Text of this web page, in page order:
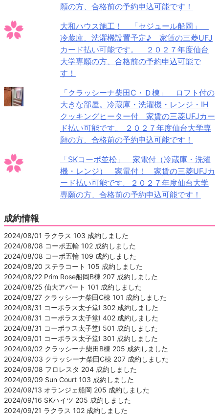
願の方、合格前の予約申込可能です！
大和ハウス施工！ 「セジュール船岡」
冷蔵庫、洗濯機設置予定♪ 家賃の三菱UFJ
カード払い可能です。 ２０２７年度仙台
大学専願の方、合格前の予約申込可能で
す！
「クラッシーナ柴田C・Ｄ棟」 ロフト付の
大きな部屋。冷蔵庫・洗濯機・レンジ・IH
クッキングヒーター付 家賃の三菱UFJカー
ド払い可能です。 ２０２７年度仙台大学専
願の方、合格前の予約申込可能です！
「SKコーポ並松」 家電付（冷蔵庫・洗濯
機・レンジ） 家電付！ 家賃の三菱UFJカ
ード払い可能です。２０２７年度仙台大学
専願の方、合格前の予約申込可能です！
成約情報
2024/08/01 ラクラス 103 成約しました
2024/08/08 コーポ五輪 102 成約しました
2024/08/08 コーポ五輪 109 成約しました
2024/08/20 ステラコート 105 成約しました
2024/08/22 Prim Rose船岡B棟 207 成約しました
2024/08/25 仙大アパート 101 成約しました
2024/08/27 クラッシーナ柴田C棟 101 成約しました
2024/08/31 コーポラス太子堂Ⅰ 302 成約しました
2024/08/31 コーポラス太子堂Ⅰ 402 成約しました
2024/08/31 コーポラス太子堂Ⅰ 501 成約しました
2024/09/01 コーポラス太子堂Ⅰ 301 成約しました
2024/09/02 クラッシーナ柴田B棟 205 成約しました
2024/09/03 クラッシーナ柴田C棟 207 成約しました
2024/09/08 フロレスタ 204 成約しました
2024/09/09 Sun Court 103 成約しました
2024/09/13 オランジェ船岡 205 成約しました
2024/09/16 SKハイツ 205 成約しました
2024/09/21 ラクラス 102 成約しました